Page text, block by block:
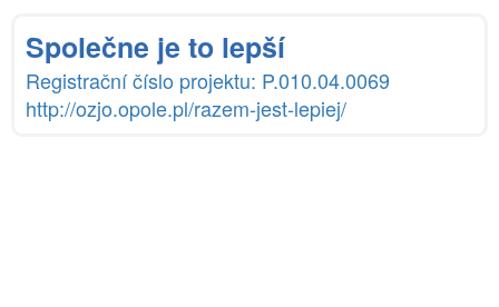
Společne je to lepší
Registrační číslo projektu: P.010.04.0069
http://ozjo.opole.pl/razem-jest-lepiej/